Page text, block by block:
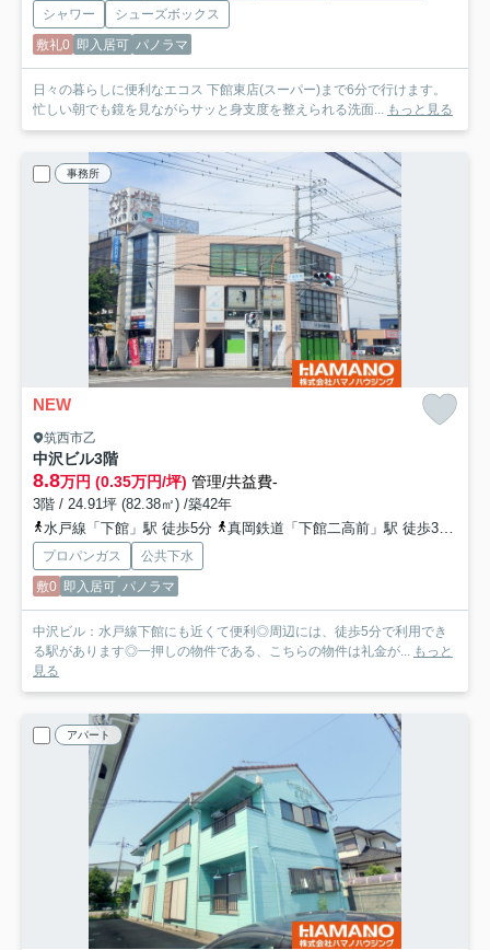
シャワー
シューズボックス
敷礼0 即入居可 パノラマ
日々の暮らしに便利なエコス 下館東店(スーパー)まで6分で行けます。
忙しい朝でも鏡を見ながらサッと身支度を整えられる洗面... もっと見る
事務所
NEW
筑西市乙
中沢ビル3階
8.8万円 (0.35万円/坪) 管理/共益費-
3階 / 24.91坪 (82.38㎡) /築42年
水戸線「下館」駅 徒歩5分
真岡鉄道「下館二高前」駅 徒歩31分
プロパンガス
公共下水
敷0 即入居可 パノラマ
中沢ビル：水戸線下館にも近くて便利◎周辺には、徒歩5分で利用でき
る駅があります◎一押しの物件である、こちらの物件は礼金が... もっと
見る
アパート